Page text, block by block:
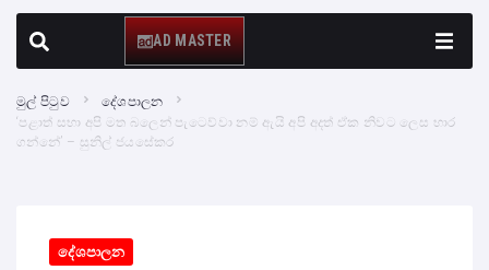
AD MASTER
මුල් පිටුව
දේශපාලන
‘පළාත් සභා අපි මත බලෙන් පැටෙව්වා නම් ඇයි අපි අදත් ඒක නිවට ලෙස භාර
ගන්නේ’ – සුනිල් ජයසේකර
දේශපාලන